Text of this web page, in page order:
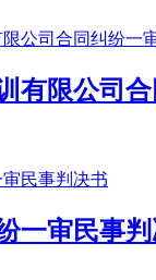
有限公司
一审民事